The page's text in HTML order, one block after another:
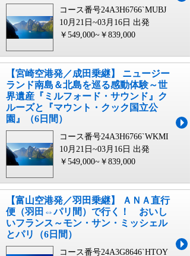
コース番号24A3H6766`MUBJ
10月21日~03月16日 出発
￥549,000~￥839,000
【宮崎空港発／成田乗継】 ニュージー
ランド南島＆北島を巡る感動体験～世
界遺産『ミルフォード・サウンド』ク
ルーズと『マウント・クック国立公
園』（6日間）
コース番号24A3H6766`WKMI
10月21日~03月16日 出発
￥549,000~￥839,000
【富山空港発／羽田乗継】 ＡＮＡ直行
便（羽田⇔パリ間）で行く！ おいし
いフランス～モン・サン・ミッシェル
とパリ（6日間）
コース番号24A3G8646`HTOY